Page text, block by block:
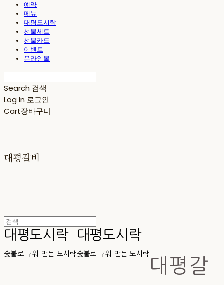
예약
메뉴
대평도시락
선물세트
선불카드
이벤트
온라인몰
Search 검색
Log In 로그인
Cart장바구니
대평갈비
대평도시락
숯불로 구워 만든 도시락
대평도시락
숯불로 구워 만든 도시락
대평갈